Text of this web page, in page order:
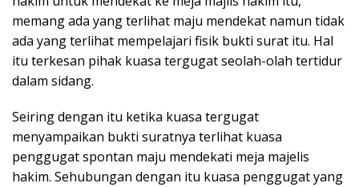
memang ada yang terlihat maju mendekat namun tidak
ada yang terlihat mempelajari fisik bukti surat itu. Hal
itu terkesan pihak kuasa tergugat seolah-olah tertidur
dalam sidang.
Seiring dengan itu ketika kuasa tergugat
menyampaikan bukti suratnya terlihat kuasa
penggugat spontan maju mendekati meja majelis
hakim. Sehubungan dengan itu kuasa penggugat yang